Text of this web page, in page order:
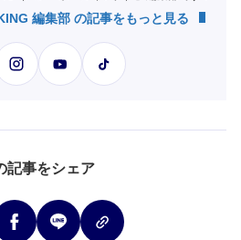
編集部 の記事をもっと見る
記事をシェア